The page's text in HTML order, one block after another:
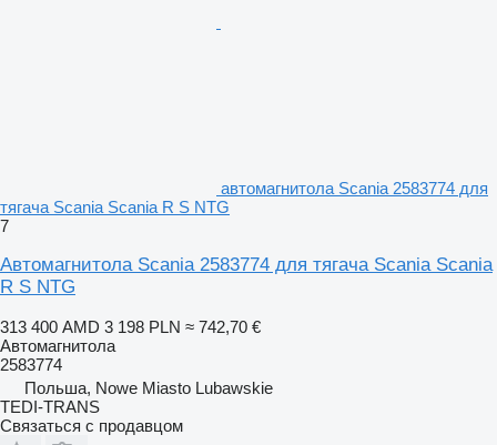
автомагнитола Scania 2583774 для
тягача Scania Scania R S NTG
7
Автомагнитола Scania 2583774 для тягача Scania Scania
R S NTG
313 400 AMD 3 198 PLN ≈ 742,70 €
Автомагнитола
2583774
Польша, Nowe Miasto Lubawskie
TEDI-TRANS
Связаться с продавцом